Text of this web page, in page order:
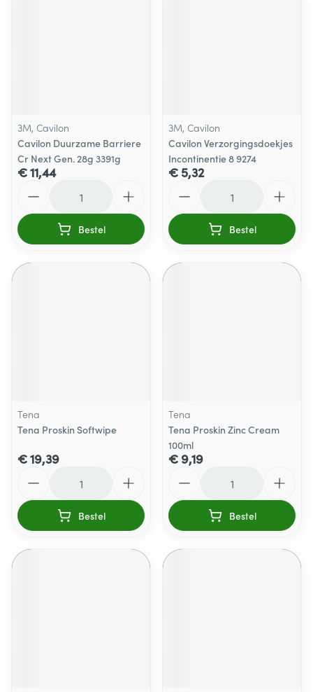
3M, Cavilon
Cavilon Duurzame Barriere
Cr Next Gen. 28g 3391g
€ 11,44
Bestel
3M, Cavilon
Cavilon Verzorgingsdoekjes
Incontinentie 8 9274
€ 5,32
Bestel
Tena
Tena Proskin Softwipe
€ 19,39
Bestel
Tena
Tena Proskin Zinc Cream
100ml
€ 9,19
Bestel